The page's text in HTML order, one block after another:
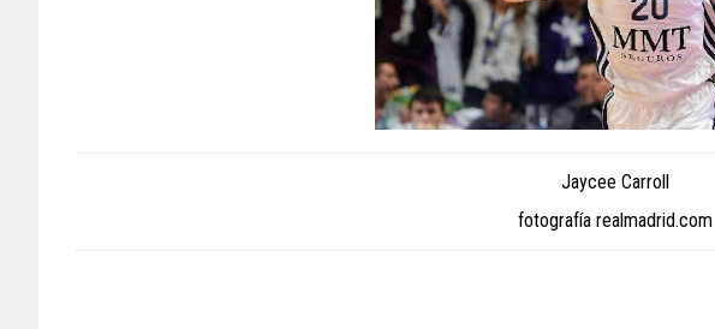
Jaycee Carroll
fotografía realmadrid.com